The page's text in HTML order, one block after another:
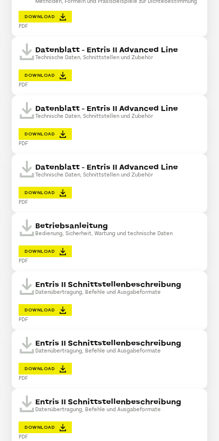
DOWNLOAD
PDF
Datenblatt - Entris II Advanced Line
Technische Daten, Schnittstellen und Zubehör
DOWNLOAD
PDF
Datenblatt - Entris II Advanced Line
Technische Daten, Schnittstellen und Zubehör
DOWNLOAD
PDF
Datenblatt - Entris II Advanced Line
Technische Daten, Schnittstellen und Zubehör
DOWNLOAD
PDF
Betriebsanleitung
Bedienung, Sicherheit, Wartung und technische Daten
DOWNLOAD
PDF
Entris II Schnittstellenbeschreibung
Datenübertragung, Befehle und Ausgabeformate
DOWNLOAD
PDF
Entris II Schnittstellenbeschreibung
Datenübertragung, Befehle und Ausgabeformate
DOWNLOAD
PDF
Entris II Schnittstellenbeschreibung
Datenübertragung, Befehle und Ausgabeformate
DOWNLOAD
PDF